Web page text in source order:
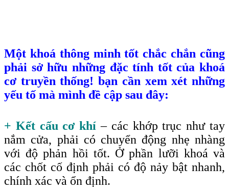
Một khoá thông minh tốt chắc chắn cũng
phải sở hữu những đặc tính tốt của khoá
cơ truyền thống! bạn cần xem xét những
yếu tố mà mình đề cập sau đây:
+ Kết cấu cơ khí – các khớp trục như tay
nắm cửa, phải có chuyển động nhẹ nhàng
với độ phản hồi tốt. Ở phần lưỡi khoá và
các chốt cố định phải có độ nảy bật nhanh,
chính xác và ổn định.